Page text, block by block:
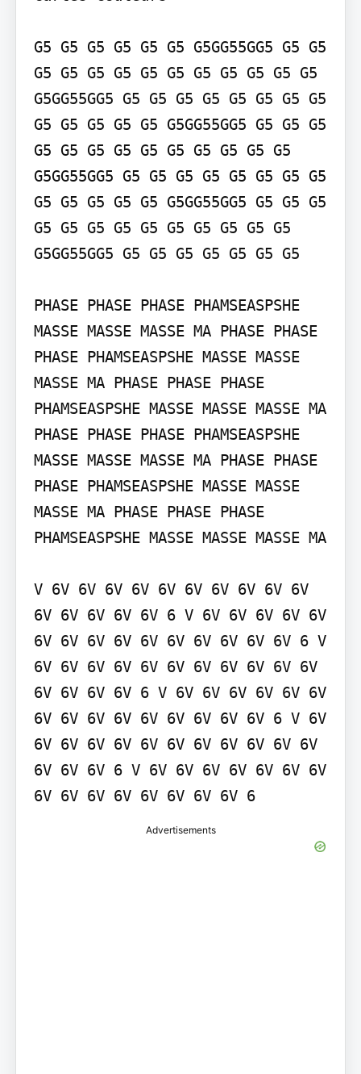
G5 G5 G5 G5 G5 G5 G5GG55GG5 G5 G5
G5 G5 G5 G5 G5 G5 G5 G5 G5 G5 G5
G5GG55GG5 G5 G5 G5 G5 G5 G5 G5 G5
G5 G5 G5 G5 G5 G5GG55GG5 G5 G5 G5
G5 G5 G5 G5 G5 G5 G5 G5 G5 G5
G5GG55GG5 G5 G5 G5 G5 G5 G5 G5 G5
G5 G5 G5 G5 G5 G5GG55GG5 G5 G5 G5
G5 G5 G5 G5 G5 G5 G5 G5 G5 G5
G5GG55GG5 G5 G5 G5 G5 G5 G5 G5
PHASE PHASE PHASE PHAMSEASPSHE
MASSE MASSE MASSE MA PHASE PHASE
PHASE PHAMSEASPSHE MASSE MASSE
MASSE MA PHASE PHASE PHASE
PHAMSEASPSHE MASSE MASSE MASSE MA
PHASE PHASE PHASE PHAMSEASPSHE
MASSE MASSE MASSE MA PHASE PHASE
PHASE PHAMSEASPSHE MASSE MASSE
MASSE MA PHASE PHASE PHASE
PHAMSEASPSHE MASSE MASSE MASSE MA
V 6V 6V 6V 6V 6V 6V 6V 6V 6V 6V
6V 6V 6V 6V 6V 6 V 6V 6V 6V 6V 6V
6V 6V 6V 6V 6V 6V 6V 6V 6V 6V 6 V
6V 6V 6V 6V 6V 6V 6V 6V 6V 6V 6V
6V 6V 6V 6V 6 V 6V 6V 6V 6V 6V 6V
6V 6V 6V 6V 6V 6V 6V 6V 6V 6 V 6V
6V 6V 6V 6V 6V 6V 6V 6V 6V 6V 6V
6V 6V 6V 6 V 6V 6V 6V 6V 6V 6V 6V
6V 6V 6V 6V 6V 6V 6V 6V 6
Advertisements